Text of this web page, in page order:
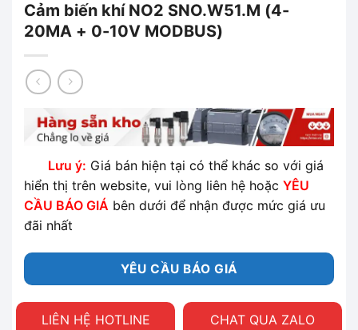
Cảm biến khí NO2 SNO.W51.M (4-
20MA + 0-10V MODBUS)
Lưu ý: Giá bán hiện tại có thể khác so với giá
hiển thị trên website, vui lòng liên hệ hoặc YÊU
CẦU BÁO GIÁ bên dưới để nhận được mức giá ưu
đãi nhất
YÊU CẦU BÁO GIÁ
LIÊN HỆ HOTLINE
CHAT QUA ZALO